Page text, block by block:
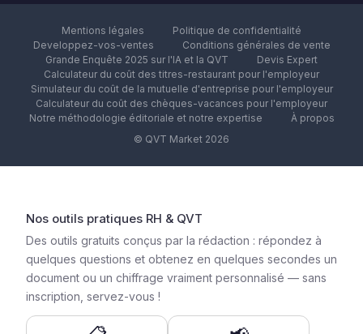
Mentions légales
Politique de confidentialité
Developpez-vos-ventes
Conditions générales de vente
Grande Enquête 2025 sur l'IA et la QVT
Devis Expert
Calculateur du coût des titres-restaurant pour l'employeur
Simulateur du coût de la mutuelle d'entreprise pour l'employeur
Calculateur du coût des chèques-vacances pour l'employeur
Notre méthodologie éditoriale et notre expertise
À propos
© QVT Market 2026
Nos outils pratiques RH & QVT
Des outils gratuits conçus par la rédaction : répondez à
quelques questions et obtenez en quelques secondes un
document ou un chiffrage vraiment personnalisé — sans
inscription, servez-vous !